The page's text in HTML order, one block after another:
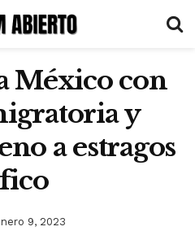
México con
y
a estragos
9, 2023